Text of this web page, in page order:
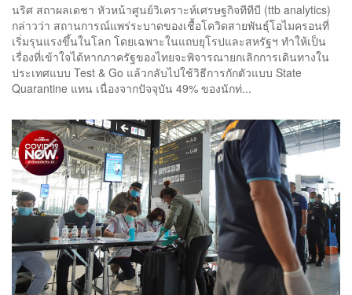
นริศ สถาผลเดชา หัวหน้าศูนย์วิเคราะห์เศรษฐกิจทีทีบี (ttb analytics)
กล่าวว่า สถานการณ์แพร่ระบาดของเชื้อโควิดสายพันธุ์โอไมครอนที่
เริ่มรุนแรงขึ้นในโลก โดยเฉพาะในแถบยุโรปและสหรัฐฯ ทำให้เป็น
เรื่องที่เข้าใจได้หากภาครัฐของไทยจะพิจารณายกเลิกการเดินทางใน
ประเทศแบบ Test & Go แล้วกลับไปใช้วิธีการกักตัวแบบ State
Quarantine แทน เนื่องจากปัจจุบัน 49% ของนักท่...